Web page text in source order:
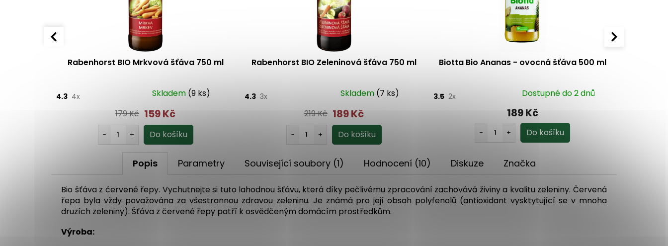
Rabenhorst BIO Mrkvová šťáva 750 ml
4.3 4x Skladem (9 ks)
179 Kč 159 Kč
Rabenhorst BIO Zeleninová šťáva 750 ml
4.3 3x Skladem (7 ks)
219 Kč 189 Kč
Biotta Bio Ananas - ovocná šťáva 500 ml
3.5 2x Dostupné do 2 dnů
189 Kč
Popis Parametry Související soubory (1) Hodnocení (10) Diskuze Značka
Bio šťáva z červené řepy. Vychutnejte si tuto lahodnou šťávu, která díky pečlivému zpracování zachovává živiny a kvalitu zeleniny. Červená
řepa byla vždy považována za všestrannou zdravou zeleninu. Je známá pro její obsah polyfenolů (antioxidant vysktytující se v mnoha
druzích zeleniny). Šťáva z červené řepy patří k osvědčeným domácím prostředkům.
Výroba: